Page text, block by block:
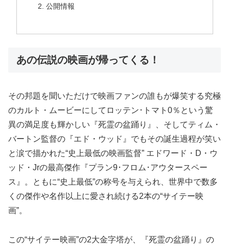
公開情報
あの伝説の映画が帰ってくる！
その邦題を聞いただけで映画ファンの誰もが爆笑する究極
のカルト・ムービーにしてロッテン･トマト0％という驚
異の満足度も輝かしい『死霊の盆踊り』、そしてティム・
バートン監督の『エド・ウッド』でもその誕生過程が笑い
と涙で描かれた“史上最低の映画監督” エドワード・D・ウ
ッド・Jrの最高傑作『プラン9･フロム･アウタースペー
ス』。ともに“史上最低”の称号を与えられ、世界中で数多
くの傑作や名作以上に愛され続ける2本の“サイテー映
画”。
この“サイテー映画”の2大金字塔が、『死霊の盆踊り』の